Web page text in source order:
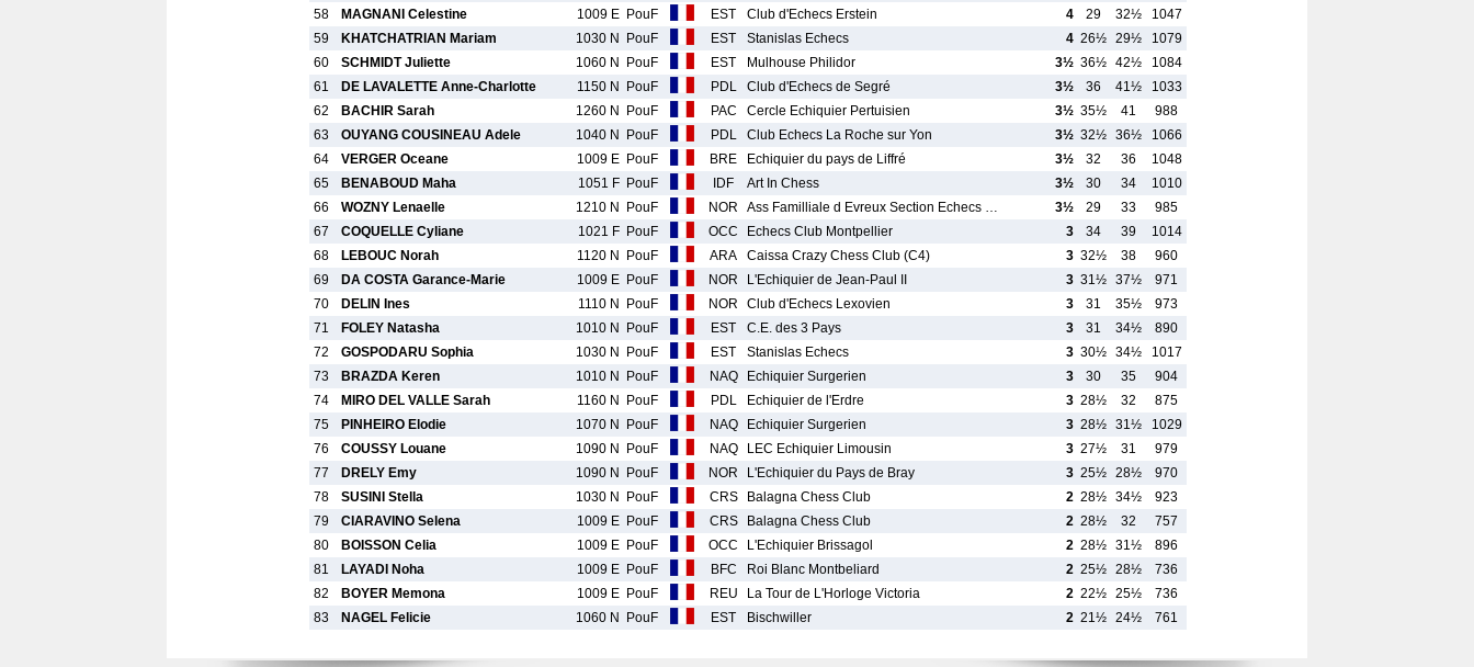
58
MAGNANI Celestine 1009 E PouF EST Club d'Echecs Erstein 4 29 32½
1047
59
KHATCHATRIAN Mariam 1030 N PouF EST Stanislas Echecs 4 26½ 29½
1079
60
SCHMIDT Juliette 1060 N PouF EST Mulhouse Philidor 3½ 36½ 42½
1084
61
DE LAVALETTE Anne-Charlotte 1150 N PouF PDL Club d'Echecs de Segré 3½ 36 41½
1033
62
BACHIR Sarah 1260 N PouF PAC Cercle Echiquier Pertuisien 3½ 35½ 41
988
63
OUYANG COUSINEAU Adele 1040 N PouF PDL Club Echecs La Roche sur Yon 3½ 32½ 36½
1066
64
VERGER Oceane 1009 E PouF BRE Echiquier du pays de Liffré 3½ 32 36
1048
65
BENABOUD Maha 1051 F PouF IDF Art In Chess 3½ 30 34
1010
66
WOZNY Lenaelle 1210 N PouF NOR Ass Familliale d Evreux Section Echecs … 3½ 29 33
985
67
COQUELLE Cyliane 1021 F PouF OCC Echecs Club Montpellier 3 34 39
1014
68
LEBOUC Norah 1120 N PouF ARA Caissa Crazy Chess Club (C4) 3 32½ 38
960
69
DA COSTA Garance-Marie 1009 E PouF NOR L'Echiquier de Jean-Paul II 3 31½ 37½
971
70
DELIN Ines 1110 N PouF NOR Club d'Echecs Lexovien 3 31 35½
973
71
FOLEY Natasha 1010 N PouF EST C.E. des 3 Pays 3 31 34½
890
72
GOSPODARU Sophia 1030 N PouF EST Stanislas Echecs 3 30½ 34½
1017
73
BRAZDA Keren 1010 N PouF NAQ Echiquier Surgerien 3 30 35
904
74
MIRO DEL VALLE Sarah 1160 N PouF PDL Echiquier de l'Erdre 3 28½ 32
875
75
PINHEIRO Elodie 1070 N PouF NAQ Echiquier Surgerien 3 28½ 31½
1029
76
COUSSY Louane 1090 N PouF NAQ LEC Echiquier Limousin 3 27½ 31
979
77
DRELY Emy 1090 N PouF NOR L'Echiquier du Pays de Bray 3 25½ 28½
970
78
SUSINI Stella 1030 N PouF CRS Balagna Chess Club 2 28½ 34½
923
79
CIARAVINO Selena 1009 E PouF CRS Balagna Chess Club 2 28½ 32
757
80
BOISSON Celia 1009 E PouF OCC L'Echiquier Brissagol 2 28½ 31½
896
81
LAYADI Noha 1009 E PouF BFC Roi Blanc Montbeliard 2 25½ 28½
736
82
BOYER Memona 1009 E PouF REU La Tour de L'Horloge Victoria 2 22½ 25½
736
83
NAGEL Felicie 1060 N PouF EST Bischwiller 2 21½ 24½ 761